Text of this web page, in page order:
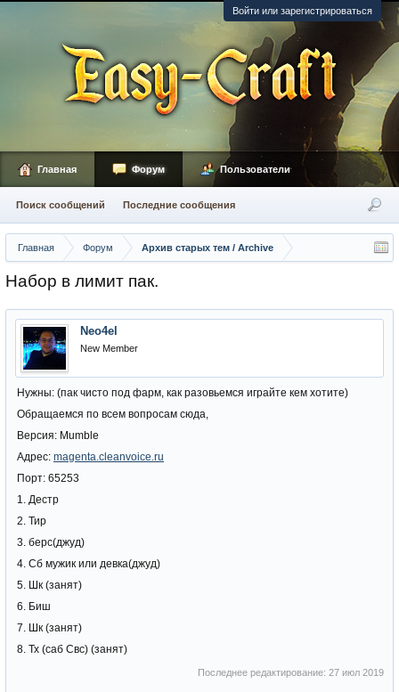
Войти или зарегистрироваться
Главная Форум Архив старых тем / Archive
Набор в лимит пак.
Neo4el
New Member
Нужны: (пак чисто под фарм, как разовьемся играйте кем хотите)
Обращаемся по всем вопросам сюда,
Версия: Mumble
Адрес: magenta.cleanvoice.ru
Порт: 65253
1. Дестр
2. Тир
3. берс(джуд)
4. Сб мужик или девка(джуд)
5. Шк (занят)
6. Биш
7. Шк (занят)
8. Тх (саб Свс) (занят)
Последнее редактирование: 27 июл 2019
Главная Форум
Поиск сообщений Последние сообщения
Пользователи